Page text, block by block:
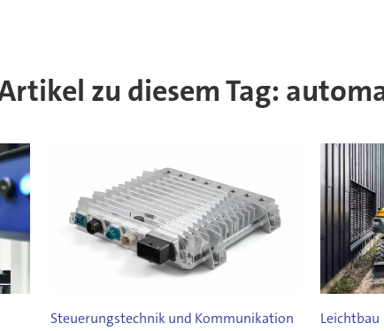
zu diesem Tag:
Steuerungstechnik und Kommunikation Leichtbau